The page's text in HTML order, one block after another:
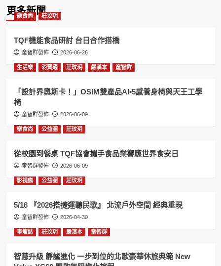
更多新聞
樂食尚 莊玟玥
TQF機能食品研討 台日合作搭橋
童智群發佈 2026-06-26
生活樂 消費通 莊玟玥 嚴漢本 童智群
「設計界奧斯卡！」OSIM雙產品AI•5感養身椅與天王工學
椅
童智群發佈 2026-06-09
樂食尚 公益圈 莊玟玥
從校園到餐桌 TQF協會攜手食品業響應世界食安日
童智群發佈 2026-06-09
影視瘋 公益圈 莊玟玥
5/16 『2026搭捷運聽民歌』 北流戶外空間 經典重現
童智群發佈 2026-04-30
車壇誌 莊玟玥 嚴漢本 童智群
智慧升級 靜謐進化 一步到位的北歐豪華休旅典範 New